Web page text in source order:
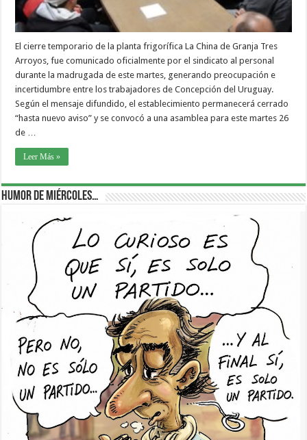
El cierre temporario de la planta frigorífica La China de Granja Tres
Arroyos, fue comunicado oficialmente por el sindicato al personal
durante la madrugada de este martes, generando preocupación e
incertidumbre entre los trabajadores de Concepción del Uruguay.
Según el mensaje difundido, el establecimiento permanecerá cerrado
“hasta nuevo aviso” y se convocó a una asamblea para este martes 26
de …
Leer Más »
Humor de Miércoles…